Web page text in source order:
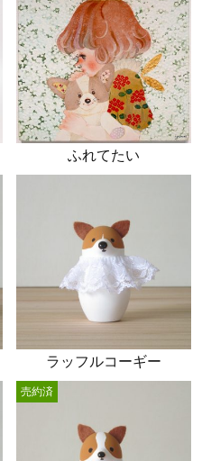
ふれてたい
ラッフルコーギー
売約済